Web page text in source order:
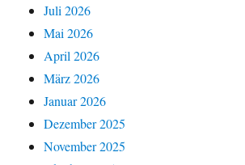
Juli 2026
Mai 2026
April 2026
März 2026
Januar 2026
Dezember 2025
November 2025